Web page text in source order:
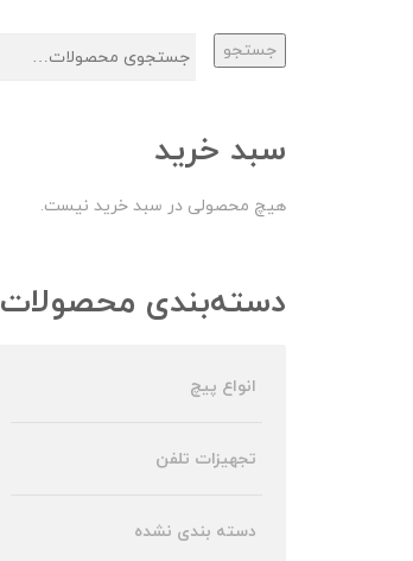
جستجو
سبد خرید
هیچ محصولی در سبد خرید نیست.
دسته‌بندی محصولات
انواع پیچ
تجهیزات تلفن
دسته بندی نشده